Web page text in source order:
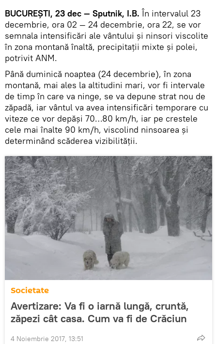
BUCUREŞTI, 23 dec — Sputnik, I.B. În intervalul 23
decembrie, ora 02 — 24 decembrie, ora 22, se vor
semnala intensificări ale vântului și ninsori viscolite
în zona montană înaltă, precipitații mixte și polei,
potrivit ANM.
Până duminică noaptea (24 decembrie), în zona
montană, mai ales la altitudini mari, vor fi intervale
de timp în care va ninge, se va depune strat nou de
zăpadă, iar vântul va avea intensificări temporare cu
viteze ce vor depăși 70…80 km/h, iar pe crestele
cele mai înalte 90 km/h, viscolind ninsoarea și
determinând scăderea vizibilității.
Societate
Avertizare: Va fi o iarnă lungă, cruntă,
zăpezi cât casa. Cum va fi de Crăciun
4 Noiembrie 2017, 13:51